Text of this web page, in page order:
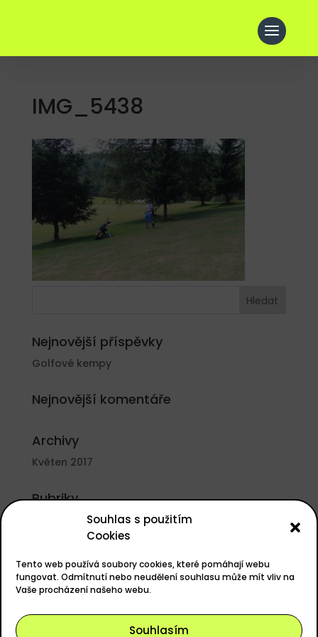
Souhlas s použitím
Cookies
Tento web používá soubory cookies, které pomáhají webu
fungovat. Odmítnutí nebo neudělení souhlasu může mít vliv na
Vaše procházení našeho webu.
Souhlasím
IMG_5438
Nejnovější příspěvky
Golfové kempy
Nejnovější komentáře
Archivy
Květen 2017
Rubriky
Nezařazené
Základní informace
Přihlásit se
Zdroj kanálů (příspěvky)